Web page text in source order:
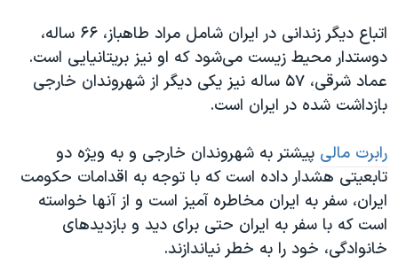
اتباع دیگر زندانی در ایران شامل مراد طاهباز، ۶۶ ساله،
دوستدار محیط زیست می‌شود که او نیز بریتانیایی است.
عماد شرقی، ۵۷ ساله نیز یکی دیگر از شهروندان خارجی
بازداشت شده در ایران است.
رابرت مالی پیشتر به شهروندان خارجی و به ویژه دو
تابعیتی هشدار داده است که با توجه به اقدامات حکومت
ایران، سفر به ایران مخاطره آمیز است و از آنها خواسته
است که با سفر به ایران حتی برای دید و بازدیدهای
خانوادگی، خود را به خطر نیاندازند.